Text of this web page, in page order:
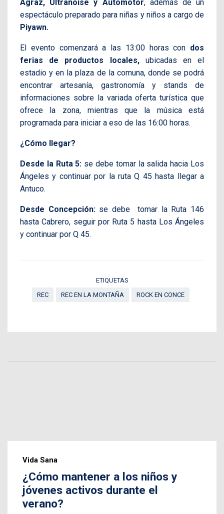
Agraz, Ultranoise y Automotor, además de un
espectáculo preparado para niñas y niños a cargo de
Piyawn.
El evento comenzará a las 13:00 horas con dos
ferias de productos locales,ubicadas en el
estadio y en la plaza de la comuna, donde se podrá
encontrar artesanía, gastronomía y stands de
informaciones sobre la variada oferta turística que
ofrece la zona, mientras que la música está
programada para iniciar a eso de las 16:00 horas.
¿Cómo llegar?
Desde la Ruta 5: se debe tomar la salida hacia Los
Ángeles y continuar por la ruta Q 45 hasta llegar a
Antuco.
Desde Concepción: se debe tomar la Ruta 146
hasta Cabrero, seguir por Ruta 5 hasta Los Ángeles
y continuar por Q 45.
ETIQUETAS
REC
REC EN LA MONTAÑA ROCK EN CONCE
Vida Sana
¿Cómo mantener a los niños y
jóvenes activos durante el
verano?